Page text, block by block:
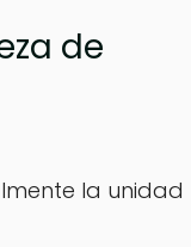
de
la unidad